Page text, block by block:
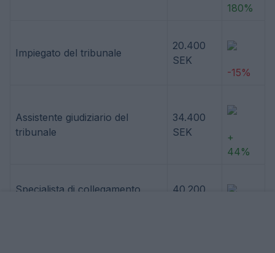
180%
Impiegato del tribunale
20.400
SEK
-15%
Assistente giudiziario del
tribunale
34.400
SEK
+
44%
Specialista di collegamento
40.200